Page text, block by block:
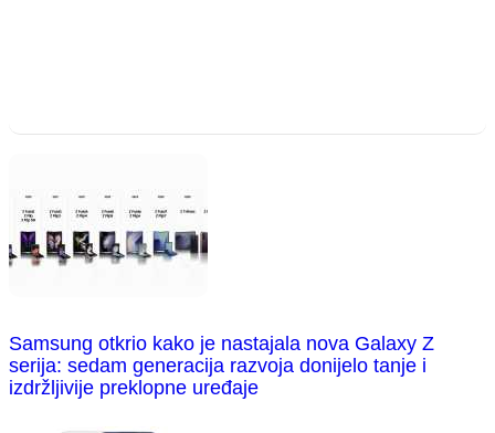
Samsung otkrio kako je nastajala nova Galaxy Z
serija: sedam generacija razvoja donijelo tanje i
izdržljivije preklopne uređaje